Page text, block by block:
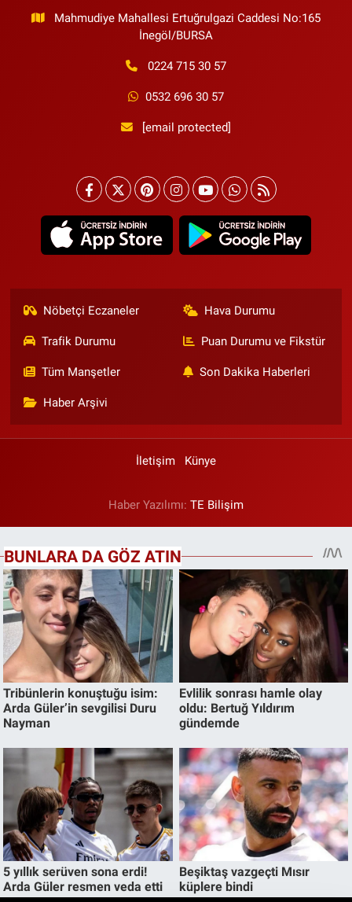
Mahmudiye Mahallesi Ertuğrulgazi Caddesi No:165
İnegöl/BURSA
0224 715 30 57
0532 696 30 57
[email protected]
Nöbetçi Eczaneler Hava Durumu
Trafik Durumu Puan Durumu ve Fikstür
Tüm Manşetler Son Dakika Haberleri
Haber Arşivi
İletişim Künye
Haber Yazılımı: TE Bilişim